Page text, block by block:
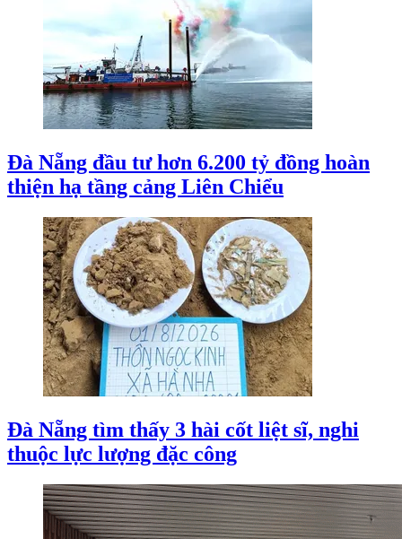
Đà Nẵng đầu tư hơn 6.200 tỷ đồng hoàn
thiện hạ tầng cảng Liên Chiểu
Đà Nẵng tìm thấy 3 hài cốt liệt sĩ, nghi
thuộc lực lượng đặc công